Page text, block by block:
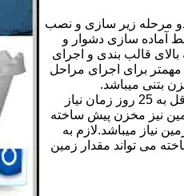
مرحله زیر سازی و نصب
آماده سازی دشوار و
قالب بندی و اجرای
برای اجرای مراحل
بتنی میباشد.
علاوه بر هزینه ساخت از نظر زمانبندی آماده سازی و احداث مخزن بتنی در بهترین شرایط حداقل به 25 روز زمان نیاز
برد.از نظر مساحت زمین نیز مخزن پیش ساخته
نیاز میباشد.لازم به
می تواند مقدار زمین